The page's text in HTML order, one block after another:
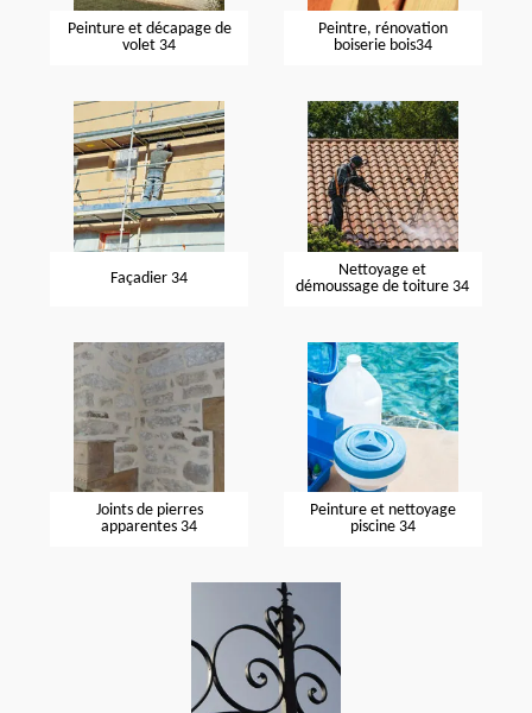
Peinture et décapage de
volet 34
Peintre, rénovation
boiserie bois34
Façadier 34
Nettoyage et
démoussage de toiture 34
Joints de pierres
apparentes 34
Peinture et nettoyage
piscine 34